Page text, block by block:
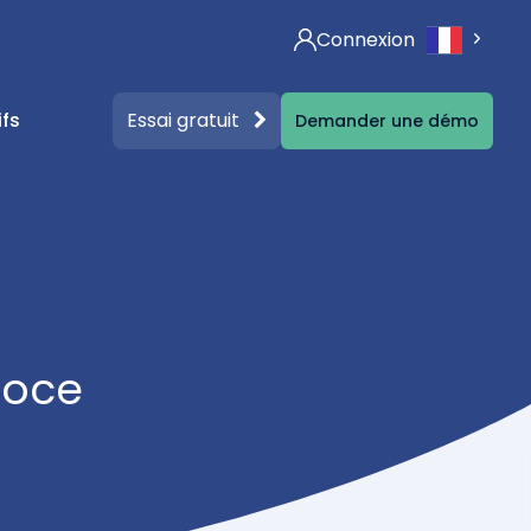
Connexion
& articles autour de la législation RSE
Essai gratuit Demander une démo